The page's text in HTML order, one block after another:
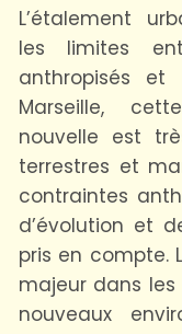
L’étalement
les limites
anthropisés et
Marseille,
nouvelle est
terrestres et
contraintes
d’évolution et
pris en compte.
majeur dans
nouveaux